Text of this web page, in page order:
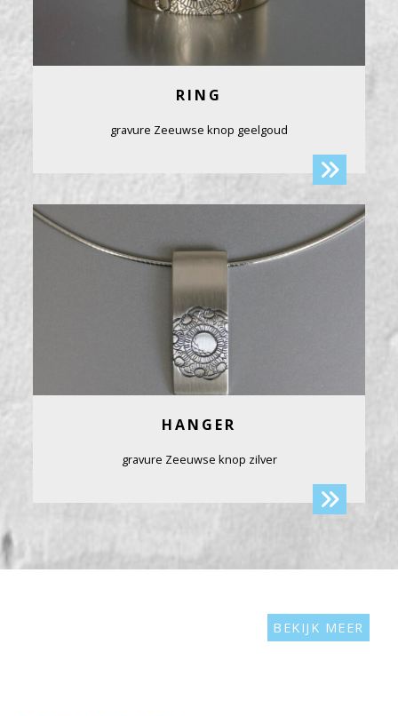
RING
gravure Zeeuwse knop geelgoud
HANGER
gravure Zeeuwse knop zilver
BEKIJK MEER